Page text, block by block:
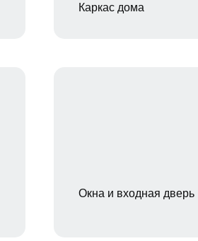
Каркас дома
Окна и входная дверь